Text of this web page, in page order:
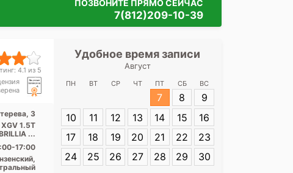
ПОЗВОНИТЕ ПРЯМО СЕЙЧАС
7(812)209-10-39
4.1 из 5
3
1.5T
...
17:00
Удобное время записи
Август
ПН ВТ СР ЧТ ПТ СБ ВС
7 8
9
10
11 12 13 14 15
16
17
18 19 20 21 22
23
24
25 26 27 28 29 30